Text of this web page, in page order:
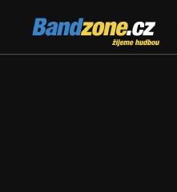
Bandzone.cz
žijeme hudbou